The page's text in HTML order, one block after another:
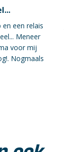
een relais
Meneer
voor mij
Nogmaals